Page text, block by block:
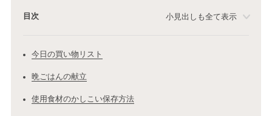
目次 小見出しも全て表示
今日の買い物リスト
晩ごはんの献立
使用食材のかしこい保存方法